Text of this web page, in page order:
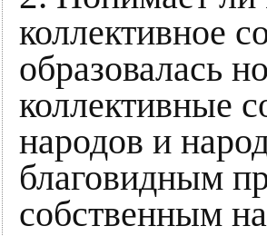
коллективное
образовалась
коллективные
народов и
благовидным
собственным